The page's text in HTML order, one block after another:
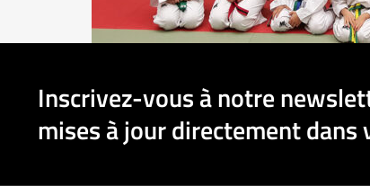
Inscrivez-vous à notre
mises à jour directement